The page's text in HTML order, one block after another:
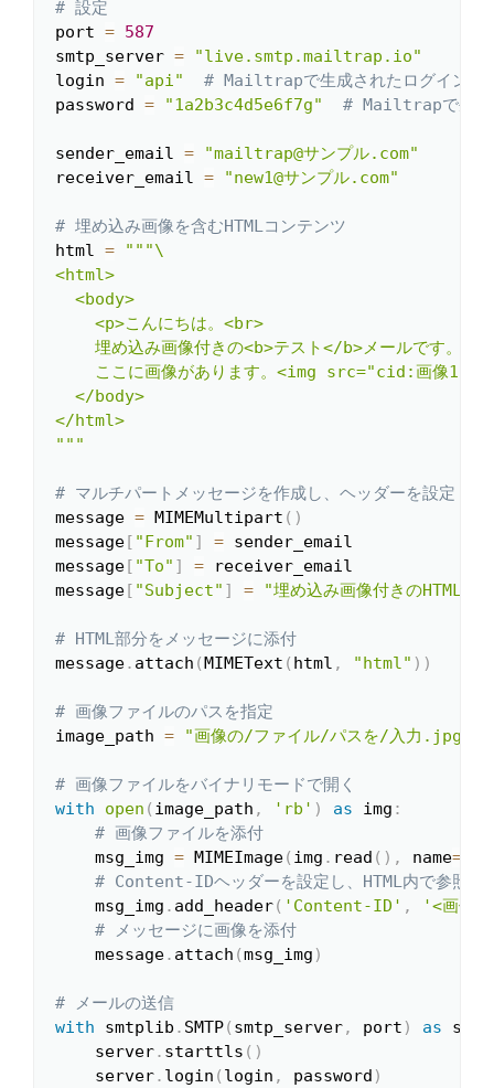
# 設定
port = 587
smtp_server =
"live.smtp.mailtrap.io"
login = "api"
# Mailtrapで生成されたログイン
password = "1a2b3c4d5e6f7g" # Mailtrapで生成
sender_email =
"mailtrap@サンプル.com"
receiver_email = "new1@サンプル.com"
# 埋め込み画像を含むHTMLコンテンツ
html =
"""\
<html>
  <body>
    <p>こんにちは。<br>
埋め込み画像付きの<b>テスト</b>メールです。
ここに画像があります。<img src="cid:画像
  </body>
</html>
"""
# マルチパートメッセージを作成し、ヘッダーを設定
message = MIMEMultipart ( )
message[ "From" ] = sender_email
message[ "To" ] = receiver_email
message[ "Subject" ] = "埋め込み画像付きのHTMLメ
# HTML部分をメッセージに添付
message. attach (MIMEText ( html , "html" ) )
# 画像ファイルのパスを指定
image_path = "画像の/ファイル/パスを/入力.jpg"
# 画像ファイルをバイナリモードで開く
with
open ( image_path , 'rb' ) as img :
# 画像ファイルを添付
    msg_img
= MIMEImage( img . read ( ) , name=
# Content-IDヘッダーを設定し、HTML内で参照
    msg_img
. add_header( 'Content-ID' ,
'<画像
# メッセージに画像を添付
    message
. attach (msg_img )
# メールの送信
with smtplib . SMTP( smtp_server, port ) as
    server
. starttls ( )
    server
. login ( login , password )